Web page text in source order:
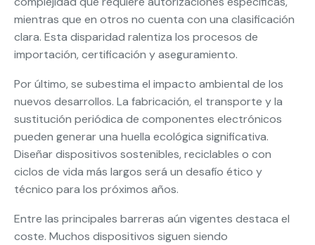
mientras que en otros no cuenta con una clasificación
clara. Esta disparidad ralentiza los procesos de
importación, certificación y aseguramiento.
Por último, se subestima el impacto ambiental de los
nuevos desarrollos. La fabricación, el transporte y la
sustitución periódica de componentes electrónicos
pueden generar una huella ecológica significativa.
Diseñar dispositivos sostenibles, reciclables o con
ciclos de vida más largos será un desafío ético y
técnico para los próximos años.
Entre las principales barreras aún vigentes destaca el
coste. Muchos dispositivos siguen siendo